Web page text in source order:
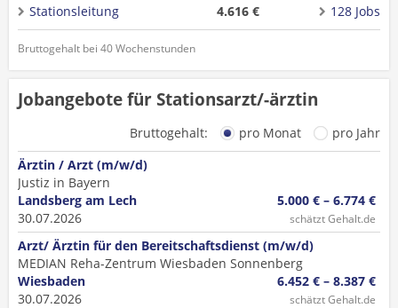
Stationsleitung 4.616 € 128 Jobs
Bruttogehalt bei 40 Wochenstunden
Jobangebote für Stationsarzt/-ärztin
Bruttogehalt: pro Monat
pro Jahr
Ärztin / Arzt (m/w/d)
Justiz in Bayern
Landsberg am Lech
30.07.2026
5.000 € – 6.774 €
schätzt Gehalt.de
Arzt/ Ärztin für den Bereitschaftsdienst (m/w/d)
MEDIAN Reha-Zentrum Wiesbaden Sonnenberg
Wiesbaden
30.07.2026
6.452 € – 8.387 €
schätzt Gehalt.de